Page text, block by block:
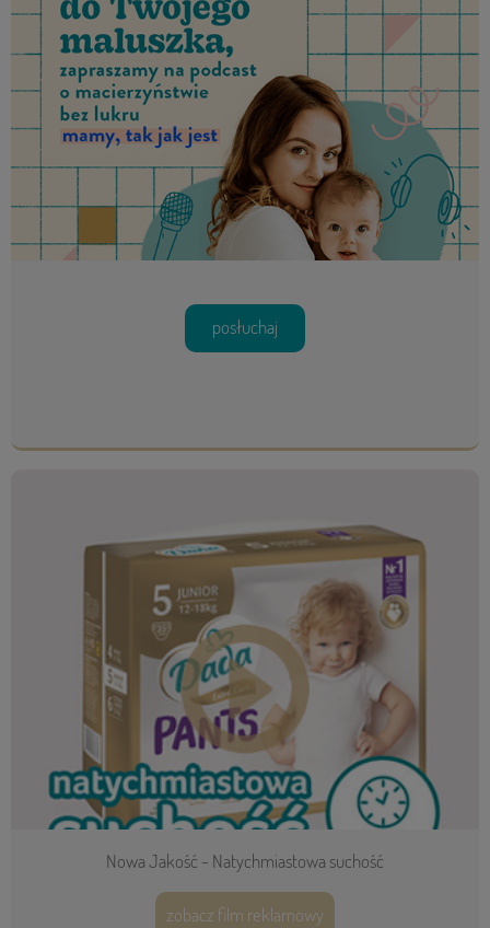
posłuchaj
Nowa Jakość - Natychmiastowa suchość
zobacz film reklamowy